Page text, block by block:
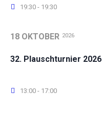
19:30 - 19:30
18 OKTOBER 2026
32. Plauschturnier 2026
13:00 - 17:00